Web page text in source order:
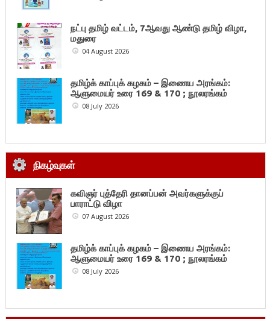
நட்பு தமிழ் வட்டம், 7ஆவது ஆண்டு தமிழ் விழா,
மதுரை
04 August 2026
தமிழ்க் காப்புக் கழகம் – இணைய அரங்கம்:
ஆளுமையர் உரை 169 & 170 ; நூலரங்கம்
08 July 2026
நிகழ்வுகள்
கவிஞர் புத்தேரி தானப்பன் அவர்களுக்குப்
பாராட்டு விழா
07 August 2026
தமிழ்க் காப்புக் கழகம் – இணைய அரங்கம்:
ஆளுமையர் உரை 169 & 170 ; நூலரங்கம்
08 July 2026